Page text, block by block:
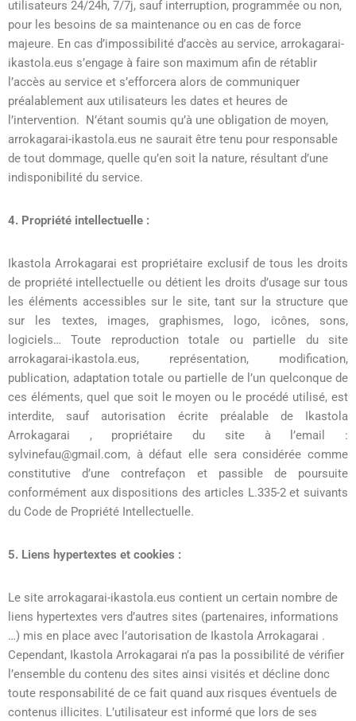
utilisateurs 24/24h, 7/7j, sauf interruption, programmée ou non,
pour les besoins de sa maintenance ou en cas de force
majeure. En cas d’impossibilité d’accès au service, arrokagarai-
ikastola.eus s’engage à faire son maximum afin de rétablir
l’accès au service et s’efforcera alors de communiquer
préalablement aux utilisateurs les dates et heures de
l’intervention. N’étant soumis qu’à une obligation de moyen,
arrokagarai-ikastola.eus ne saurait être tenu pour responsable
de tout dommage, quelle qu’en soit la nature, résultant d’une
indisponibilité du service.
4. Propriété intellectuelle :
Ikastola Arrokagarai est propriétaire exclusif de tous les droits
de propriété intellectuelle ou détient les droits d’usage sur tous
les éléments accessibles sur le site, tant sur la structure que
sur les textes, images, graphismes, logo, icônes, sons,
logiciels… Toute reproduction totale ou partielle du site
arrokagarai-ikastola.eus, représentation, modification,
publication, adaptation totale ou partielle de l’un quelconque de
ces éléments, quel que soit le moyen ou le procédé utilisé, est
interdite, sauf autorisation écrite préalable de Ikastola
Arrokagarai , propriétaire du site à l’email :
sylvinefau@gmail.com, à défaut elle sera considérée comme
constitutive d’une contrefaçon et passible de poursuite
conformément aux dispositions des articles L.335-2 et suivants
du Code de Propriété Intellectuelle.
5. Liens hypertextes et cookies :
Le site arrokagarai-ikastola.eus contient un certain nombre de
liens hypertextes vers d’autres sites (partenaires, informations
…) mis en place avec l’autorisation de Ikastola Arrokagarai .
Cependant, Ikastola Arrokagarai n’a pas la possibilité de vérifier
l’ensemble du contenu des sites ainsi visités et décline donc
toute responsabilité de ce fait quand aux risques éventuels de
contenus illicites. L’utilisateur est informé que lors de ses